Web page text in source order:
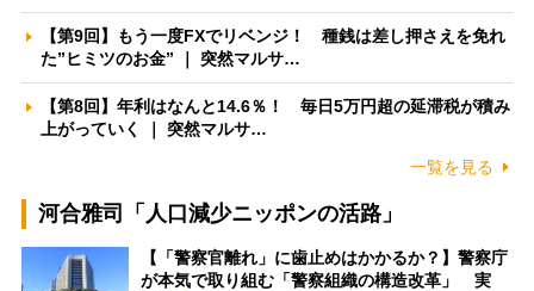
【第9回】もう一度FXでリベンジ！ 種銭は差し押さえを免れ
た”ヒミツのお金” ｜ 突然マルサ…
【第8回】年利はなんと14.6％！ 毎日5万円超の延滞税が積み
上がっていく ｜ 突然マルサ…
一覧を見る
河合雅司「人口減少ニッポンの活路」
【「警察官離れ」に歯止めはかかるか？】警察庁
が本気で取り組む「警察組織の構造改革」 実